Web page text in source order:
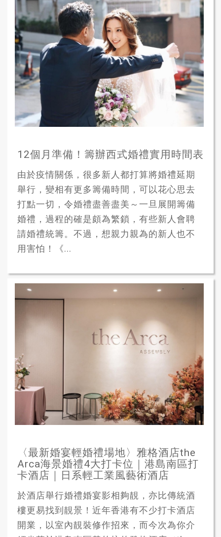
12個月準備！籌辦西式婚禮實用時間表
由於疫情關係，很多新人都打算將婚禮延期
舉行，變相有更多籌備時間，可以花心思去
打點一切，令婚禮盡善盡美～一旦展開籌備
婚禮，過程的確是頗為繁鎖，有些新人會聘
請婚禮統籌。不過，想親力親為的新人也不
用害怕！《...
〈最新婚宴輕婚禮場地〉雅格酒店the
Arca海景婚禮4大打卡位｜港島南區打
卡酒店｜日系輕工業風藝術酒店
於酒店舉行婚禮婚宴影相夠靚，亦比傳統酒
樓更易找到靚景！近年香港有不少打卡酒店
開業，以室內靚裝修作招來，而今次為你介